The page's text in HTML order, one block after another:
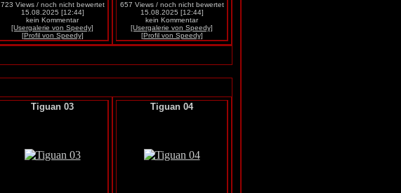
723 Views / noch nicht bewertet
15.08.2025 [12:44]
kein Kommentar
[Usergalerie von Speedy]
[Profil von Speedy]
657 Views / noch nicht bewertet
15.08.2025 [12:44]
kein Kommentar
[Usergalerie von Speedy]
[Profil von Speedy]
Tiguan 03 Tiguan 04